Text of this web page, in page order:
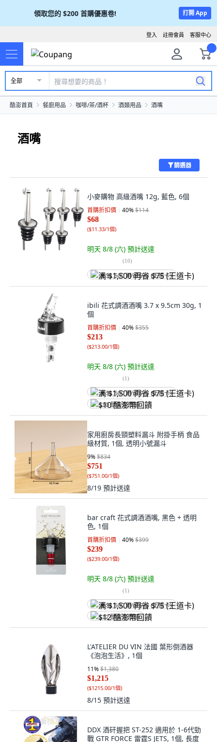
領取您的 $200 首購優惠卷! 打開 App
客服中心
註冊會員
登入
全部
酷澎首頁 餐廚用品 咖啡/茶/酒杯 酒類用品 酒嘴
酒嘴
篩選器
小麥購物 高級酒嘴 12g, 藍色, 6個
首購折扣價 40%$114
$68
($11.33/1個)
明天 8/8 (六) 預計送達
(10)
满 $1,500 再省 $75 (王道卡)
ibili 花式調酒酒嘴 3.7 x 9.5cm 30g, 1
個
首購折扣價 40%$355
$213
($213.00/1個)
明天 8/8 (六) 預計送達
(1)
满 $1,500 再省 $75 (王道卡)
$10 酷澎幣回饋
家用廚房長頸塑料漏斗 附掛手柄 食品
級材質, 1個, 透明小號漏斗
9%$834
$751
($751.00/1個)
8/19 預計送達
bar craft 花式調酒酒嘴, 黑色 + 透明
色, 1個
首購折扣價 40%$399
$239
($239.00/1個)
明天 8/8 (六) 預計送達
(1)
满 $1,500 再省 $75 (王道卡)
$12 酷澎幣回饋
L'ATELIER DU VIN 法國 葉形倒酒器
《泡泡生活》, 1個
11%$1,380
$1,215
($1215.00/1個)
8/15 預計送達
DDX 酒矸握把 ST-252 適用於 1-6代勁
戰 GTR FORCE 雷霆S JETS, 1個, 長度